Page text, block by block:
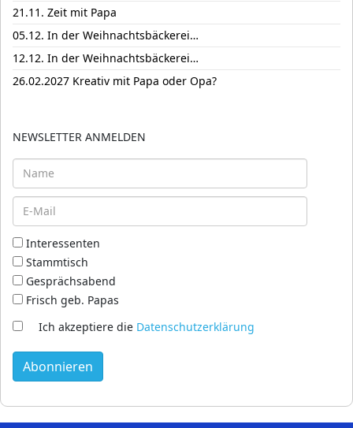
21.11. Zeit mit Papa
05.12. In der Weihnachtsbäckerei…
12.12. In der Weihnachtsbäckerei…
26.02.2027 Kreativ mit Papa oder Opa?
NEWSLETTER ANMELDEN
Interessenten
Stammtisch
Gesprächsabend
Frisch geb. Papas
Ich akzeptiere die Datenschutzerklärung
Abonnieren